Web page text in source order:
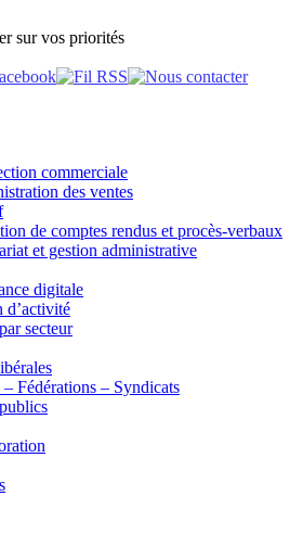
sur vos priorités
commerciale
des ventes
de comptes rendus et procès-verbaux
et gestion administrative
digitale
d’activité
secteur
Fédérations – Syndicats